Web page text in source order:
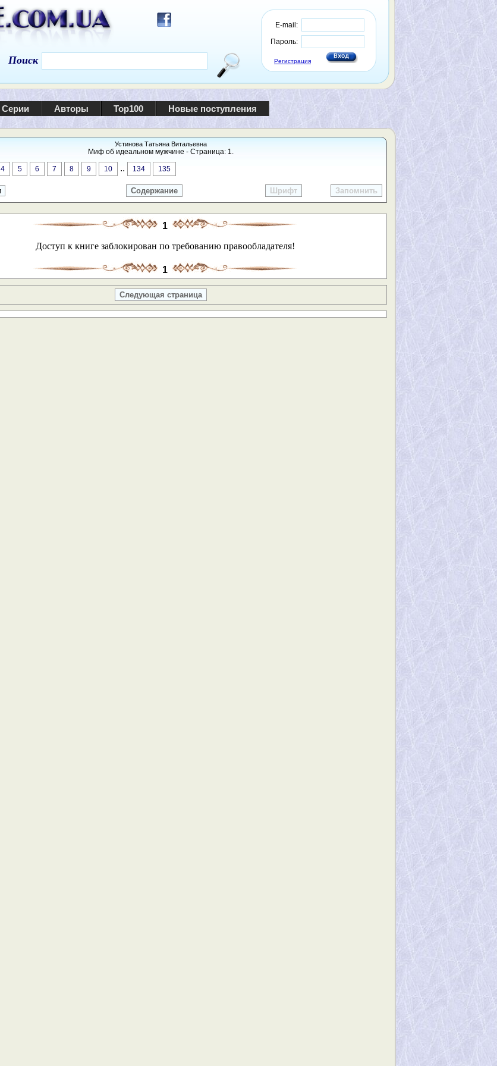
E-mail:
Пароль:
Регистрация
Поиск
Серии Авторы Top100 Новые поступления
Устинова Татьяна Витальевна
Миф об идеальном мужчине - Страница: 1.
4 5 6 7 8 9 10 .. 134 135
Содержание Шрифт Запомнить
1
Доступ к книге заблокирован по требованию правообладателя!
1
Следующая страница